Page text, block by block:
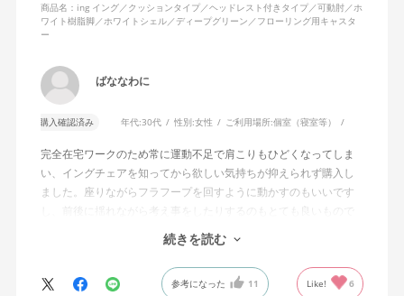
商品名：ing イング／クッションタイプ／ヘッドレスト付きタイプ／可動肘／ホ
ワイト樹脂脚／ホワイトシェル／ディープグリーン／フローリング用キャスタ
ー
ばななわに
購入確認済み 年代:30代 性別:女性 ご利用場所:個室（寝室等）
完全在宅ワークのため常に運動不足で肩こりもひどくなってしま
い、イングチェアを知ってから欲しい気持ちが抑えられず購入し
ました。座りながらフラフープを回すように動かすのもいいです
し、前後に揺れながら考え事をしたりするのもとても良いもので
す。カチャカチャ音が鳴るわけではないのですが、オフィスで揺
れてばっかだと怒られそうですが、自宅なら何も気にせずに使え
特に前後に揺らす時にヘッドレストありで購入して良かったと思
続きを読む
参考になった 11 Like! 6